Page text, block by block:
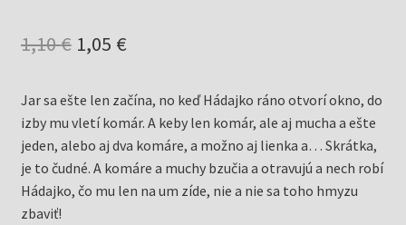
1,10€ Pôvodná
bola:
1,10 €.
1,05 €Aktuálna
je:
1,05 €.
Jar sa ešte len začína, no keď Hádajko ráno otvorí okno, do
izby mu vletí komár. A keby len komár, ale aj mucha a ešte
jeden, alebo aj dva komáre, a možno aj lienka a… Skrátka,
je to čudné. A komáre a muchy bzučia a otravujú a nech robí
Hádajko, čo mu len na um zíde, nie a nie sa toho hmyzu
zbaviť!